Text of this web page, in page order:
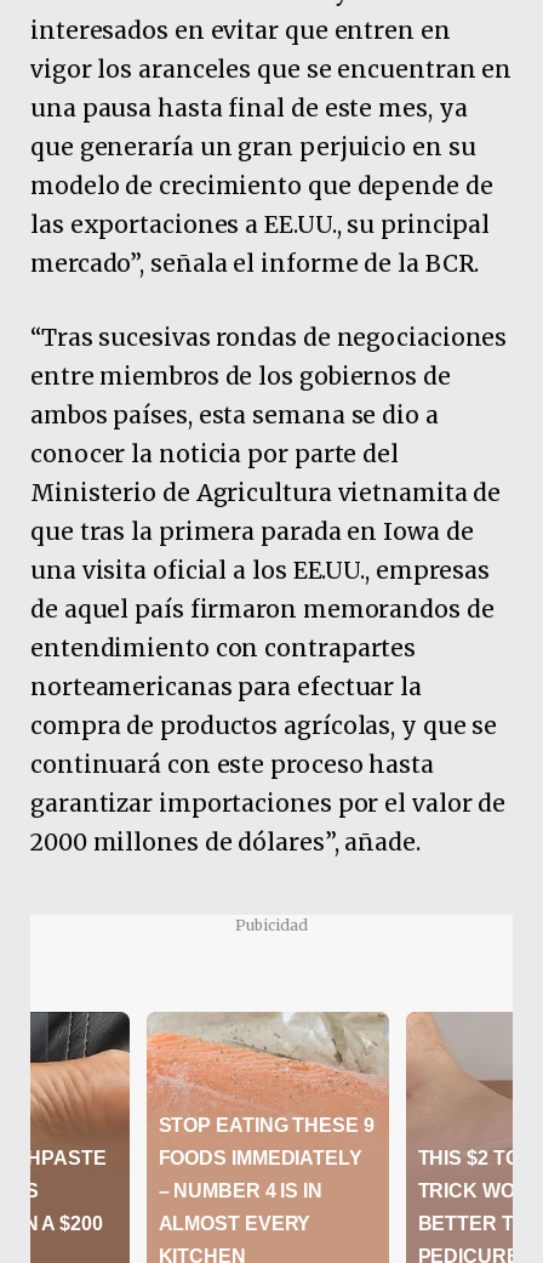
interesados en evitar que entren en
vigor los aranceles que se encuentran en
una pausa hasta final de este mes, ya
que generaría un gran perjuicio en su
modelo de crecimiento que depende de
las exportaciones a EE.UU., su principal
mercado”, señala el informe de la BCR.
“Tras sucesivas rondas de negociaciones
entre miembros de los gobiernos de
ambos países, esta semana se dio a
conocer la noticia por parte del
Ministerio de Agricultura vietnamita de
que tras la primera parada en Iowa de
una visita oficial a los EE.UU., empresas
de aquel país firmaron memorandos de
entendimiento con contrapartes
norteamericanas para efectuar la
compra de productos agrícolas, y que se
continuará con este proceso hasta
garantizar importaciones por el valor de
2000 millones de dólares”, añade.
Pubicidad